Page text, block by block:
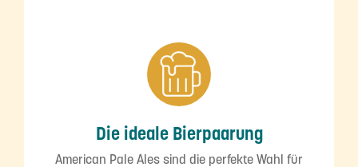
Die ideale Bierpaarung
American Pale Ales sind die perfekte Wahl für